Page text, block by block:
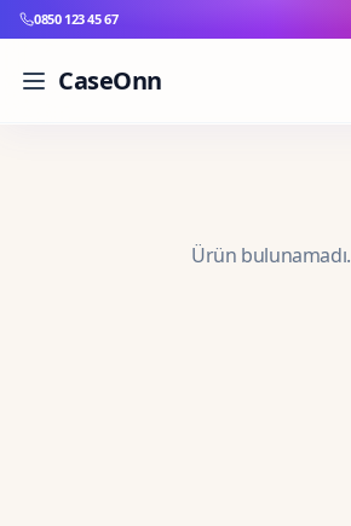
0850 123 45 67
CaseOnn
Ürün bulunamadı.